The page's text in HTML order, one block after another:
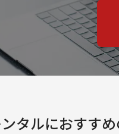
タルにおすす